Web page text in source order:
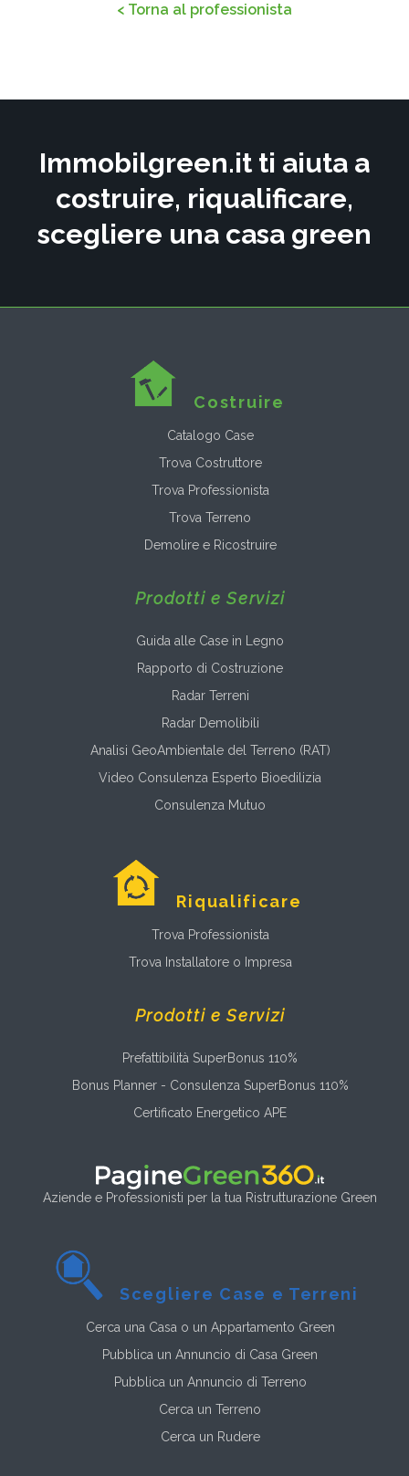
< Torna al professionista
Immobilgreen.it ti aiuta a
costruire, riqualificare,
scegliere una casa green
Costruire
Catalogo Case
Trova Costruttore
Trova Professionista
Trova Terreno
Demolire e Ricostruire
Prodotti e Servizi
Guida alle Case in Legno
Rapporto di Costruzione
Radar Terreni
Radar Demolibili
Analisi GeoAmbientale del Terreno (RAT)
Video Consulenza Esperto Bioedilizia
Consulenza Mutuo
Riqualificare
Trova Professionista
Trova Installatore o Impresa
Prodotti e Servizi
Prefattibilità SuperBonus 110%
Bonus Planner - Consulenza SuperBonus 110%
Certificato Energetico APE
Aziende e Professionisti per la tua Ristrutturazione Green
Scegliere Case e Terreni
Cerca una Casa o un Appartamento Green
Pubblica un Annuncio di Casa Green
Pubblica un Annuncio di Terreno
Cerca un Terreno
Cerca un Rudere